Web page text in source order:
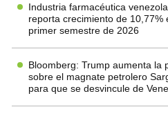
Industria farmacéutica
reporta crecimiento de 10,77%
primer semestre de 2026
Bloomberg: Trump aumenta la
sobre el magnate petrolero
para que se desvincule de